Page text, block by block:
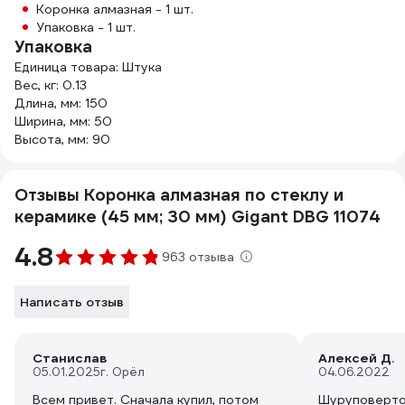
Коронка алмазная - 1 шт.
Упаковка - 1 шт.
Упаковка
Единица товара: Штука
Вес, кг: 0.13
Длина, мм: 150
Ширина, мм: 50
Высота, мм: 90
Отзывы Коронка алмазная по стеклу и
керамике (45 мм; 30 мм) Gigant DBG 11074
4.8 963 отзыва
Написать отзыв
Станислав
05.01.2025г. Орёл
Всем привет. Сначала купил, потом
Алексей Д.
04.06.2022